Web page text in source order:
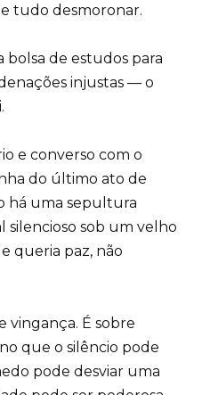
tudo desmoronar.
de estudos para
injustas — o
e converso com o
do último ato de
há uma sepultura
silencioso sob um velho
queria paz, não
vingança. É sobre
que o silêncio pode
pode desviar uma